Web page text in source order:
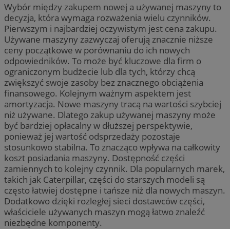
Wybór między zakupem nowej a używanej maszyny to
decyzja, która wymaga rozważenia wielu czynników.
Pierwszym i najbardziej oczywistym jest cena zakupu.
Używane maszyny zazwyczaj oferują znacznie niższe
ceny początkowe w porównaniu do ich nowych
odpowiedników. To może być kluczowe dla firm o
ograniczonym budżecie lub dla tych, którzy chcą
zwiększyć swoje zasoby bez znacznego obciążenia
finansowego. Kolejnym ważnym aspektem jest
amortyzacja. Nowe maszyny tracą na wartości szybciej
niż używane. Dlatego zakup używanej maszyny może
być bardziej opłacalny w dłuższej perspektywie,
ponieważ jej wartość odsprzedaży pozostaje
stosunkowo stabilna. To znacząco wpływa na całkowity
koszt posiadania maszyny. Dostępność części
zamiennych to kolejny czynnik. Dla popularnych marek,
takich jak Caterpillar, części do starszych modeli są
często łatwiej dostępne i tańsze niż dla nowych maszyn.
Dodatkowo dzięki rozległej sieci dostawców części,
właściciele używanych maszyn mogą łatwo znaleźć
niezbędne komponenty.